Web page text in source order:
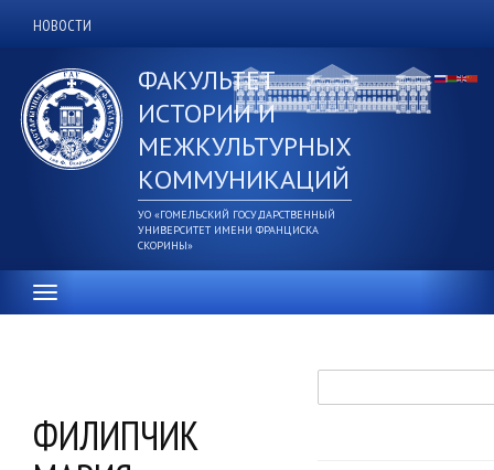
содержанию
Дополнительное
верхнее
меню
НОВОСТИ
ФАКУЛЬТЕТ
ИСТОРИИ И
МЕЖКУЛЬТУРНЫХ
КОММУНИКАЦИЙ
УО «ГОМЕЛЬСКИЙ ГОСУДАРСТВЕННЫЙ
УНИВЕРСИТЕТ ИМЕНИ ФРАНЦИСКА
СКОРИНЫ»
ФИЛИПЧИК